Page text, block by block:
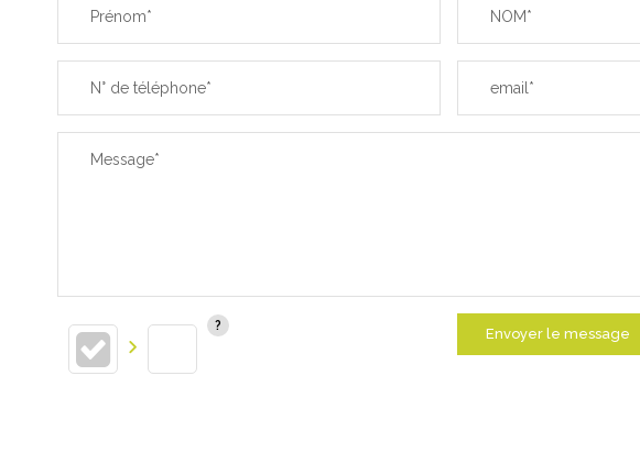
Prénom* NOM*
N° de téléphone* email*
Message*
Envoyer le message